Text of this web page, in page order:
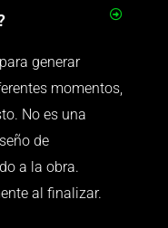
generar
momentos,
No es una
de
a la obra.
al finalizar.